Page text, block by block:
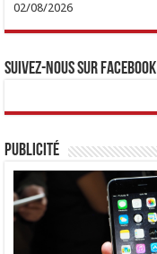
02/08/2026
Suivez-nous sur Facebook
Publicité